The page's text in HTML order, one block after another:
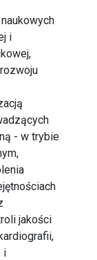
i
- w trybie
jakości
i